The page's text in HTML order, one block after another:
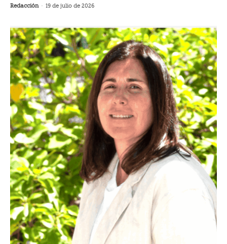
Redacción - 19 de julio de 2026